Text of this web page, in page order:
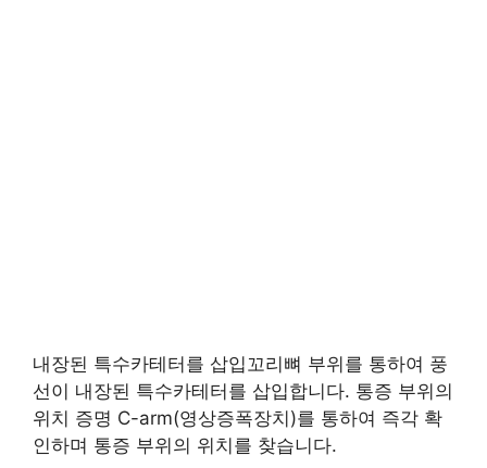
내장된 특수카테터를 삽입꼬리뼈 부위를 통하여 풍
선이 내장된 특수카테터를 삽입합니다. 통증 부위의
위치 증명 C-arm(영상증폭장치)를 통하여 즉각 확
인하며 통증 부위의 위치를 찾습니다.